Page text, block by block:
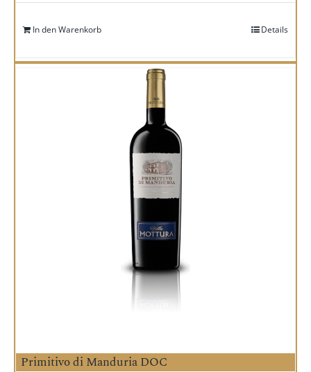
In den Warenkorb Details
Primitivo di Manduria DOC